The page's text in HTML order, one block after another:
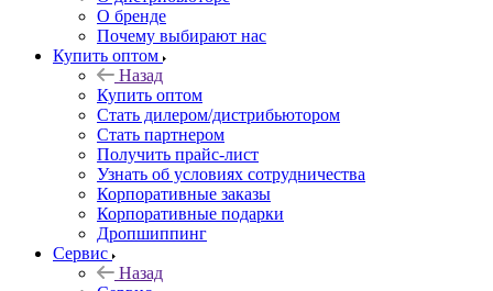
О бренде
Почему выбирают нас
Купить оптом
Назад
Купить оптом
Стать дилером/дистрибьютором
Стать партнером
Получить прайс-лист
Узнать об условиях сотрудничества
Корпоративные заказы
Корпоративные подарки
Дропшиппинг
Сервис
Назад